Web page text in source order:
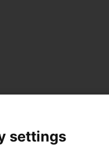
settings